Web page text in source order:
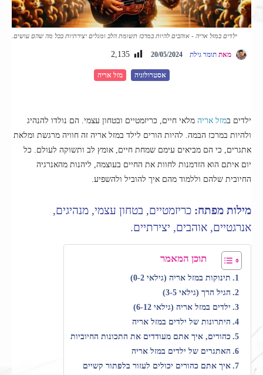
ילדים במזל אריה - אוהבים להיות במרכז תשומת הלב ומגלים יצירתיות בכל מה שהם עושים.
אסטרולוגיה מזל אריה
מאת תומר גילת 20/05/2024
2,135
ילדים במזל אריה מלאי חיים, כריזמטיים ובטחון עצמי. הם נולדו להנהיג
ולהיות במרכז הבמה. להיות הורים לילד במזל אריה זה חוויה מרגשת ומלאת
אתגרים, כי הם מביאים עימם שמחת חיים, אומץ לב ותשוקה לעולם. כל
יום איתם הוא הזדמנות לחוות את החיים בעוצמה, ליהנות מהאנרגיה
החיובית שלהם וללמוד מהם איך להוביל ולהשפיע.
מילות מפתח: כריזמטיים, בטחון עצמי, מנהיגים,
אנרגטיים, אוהבים, יצירתיים.
תוכן המאמר
תינוקות במזל אריה (גילאי 0-2)
הגיל הרך (גילאי 3-5)
ילדים במזל אריה (גילאי 6-12)
היתרונות של ילדים במזל אריה
כהורים, איך אתם מעודדים את התכונות החיוביות
האתגרים של ילדים במזל אריה
איך אתם כהורים יכולים לעזור בלפתור קשיים